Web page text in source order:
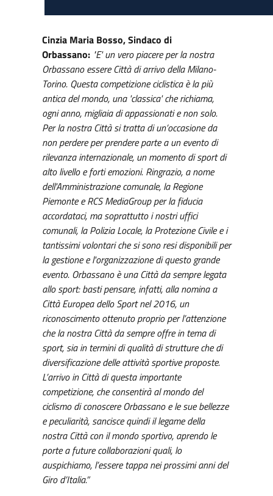
Cinzia Maria Bosso, Sindaco di
Orbassano: "E' un vero piacere per la nostra
Orbassano essere Città di arrivo della Milano-
Torino. Questa competizione ciclistica è la più
antica del mondo, una 'classica' che richiama,
ogni anno, migliaia di appassionati e non solo.
Per la nostra Città si tratta di un’occasione da
non perdere per prendere parte a un evento di
rilevanza internazionale, un momento di sport di
alto livello e forti emozioni. Ringrazio, a nome
dell'Amministrazione comunale, la Regione
Piemonte e RCS MediaGroup per la fiducia
accordataci, ma soprattutto i nostri uffici
comunali, la Polizia Locale, la Protezione Civile e i
tantissimi volontari che si sono resi disponibili per
la gestione e l'organizzazione di questo grande
evento. Orbassano è una Città da sempre legata
allo sport: basti pensare, infatti, alla nomina a
Città Europea dello Sport nel 2016, un
riconoscimento ottenuto proprio per l’attenzione
che la nostra Città da sempre offre in tema di
sport, sia in termini di qualità di strutture che di
diversificazione delle attività sportive proposte.
L’arrivo in Città di questa importante
competizione, che consentirà al mondo del
ciclismo di conoscere Orbassano e le sue bellezze
e peculiarità, sancisce quindi il legame della
nostra Città con il mondo sportivo, aprendo le
porte a future collaborazioni quali, lo
auspichiamo, l’essere tappa nei prossimi anni del
Giro d’Italia.”